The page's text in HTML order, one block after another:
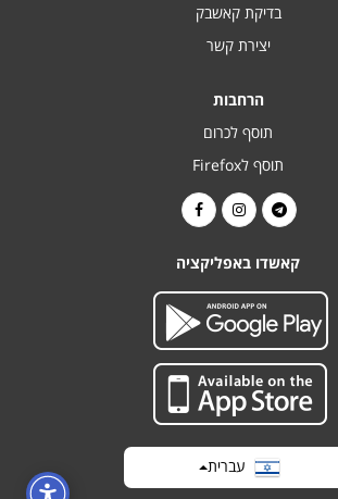
בדיקת קאשבק
יצירת קשר
הרחבות
תוסף לכרום
תוסף לFirefox
קאשדו באפליקציה
עברית